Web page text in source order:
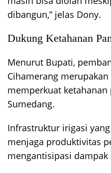
dibangun,” jelas Dony.
Dukung Ketahanan
Menurut Bupati,
Cihamerang
memperkuat ketahanan
Sumedang.
Infrastruktur irigasi
menjaga produktivitas
mengantisipasi